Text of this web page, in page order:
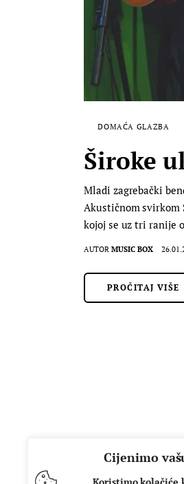
Cijenimo
DOMAĆA GLAZBA
Široke
Mladi zagrebački
Akustičnom svirkom
kojoj se uz tri ranije
AUTOR MUSIC BOX
PROČITAJ VIŠE